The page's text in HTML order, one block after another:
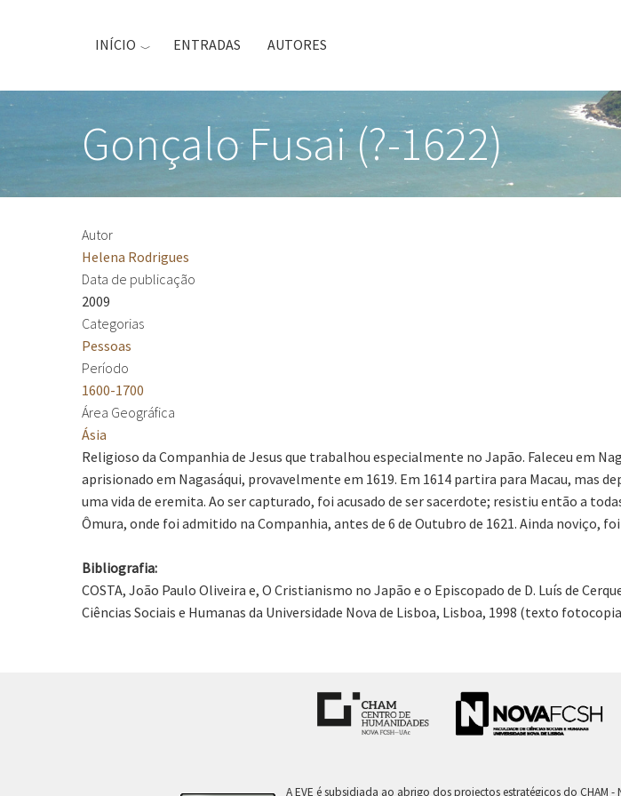
principal
INÍCIO ENTRADAS AUTORES
Gonçalo Fusai (?-1622)
Autor
Helena Rodrigues
Data de publicação
2009
Categorias
Pessoas
Período
1600-1700
Área Geográfica
Ásia
Religioso da Companhia de Jesus que trabalhou especialmente no Japão. Faleceu em
aprisionado em Nagasáqui, provavelmente em 1619. Em 1614 partira para Macau, mas
uma vida de eremita. Ao ser capturado, foi acusado de ser sacerdote; resistiu então a
Ômura, onde foi admitido na Companhia, antes de 6 de Outubro de 1621. Ainda noviço,
Bibliografia:
COSTA, João Paulo Oliveira e, O Cristianismo no Japão e o Episcopado de D. Luís de
Ciências Sociais e Humanas da Universidade Nova de Lisboa, Lisboa, 1998 (texto
A EVE é subsidiada ao abrigo dos projectos estratégicos do CHAM